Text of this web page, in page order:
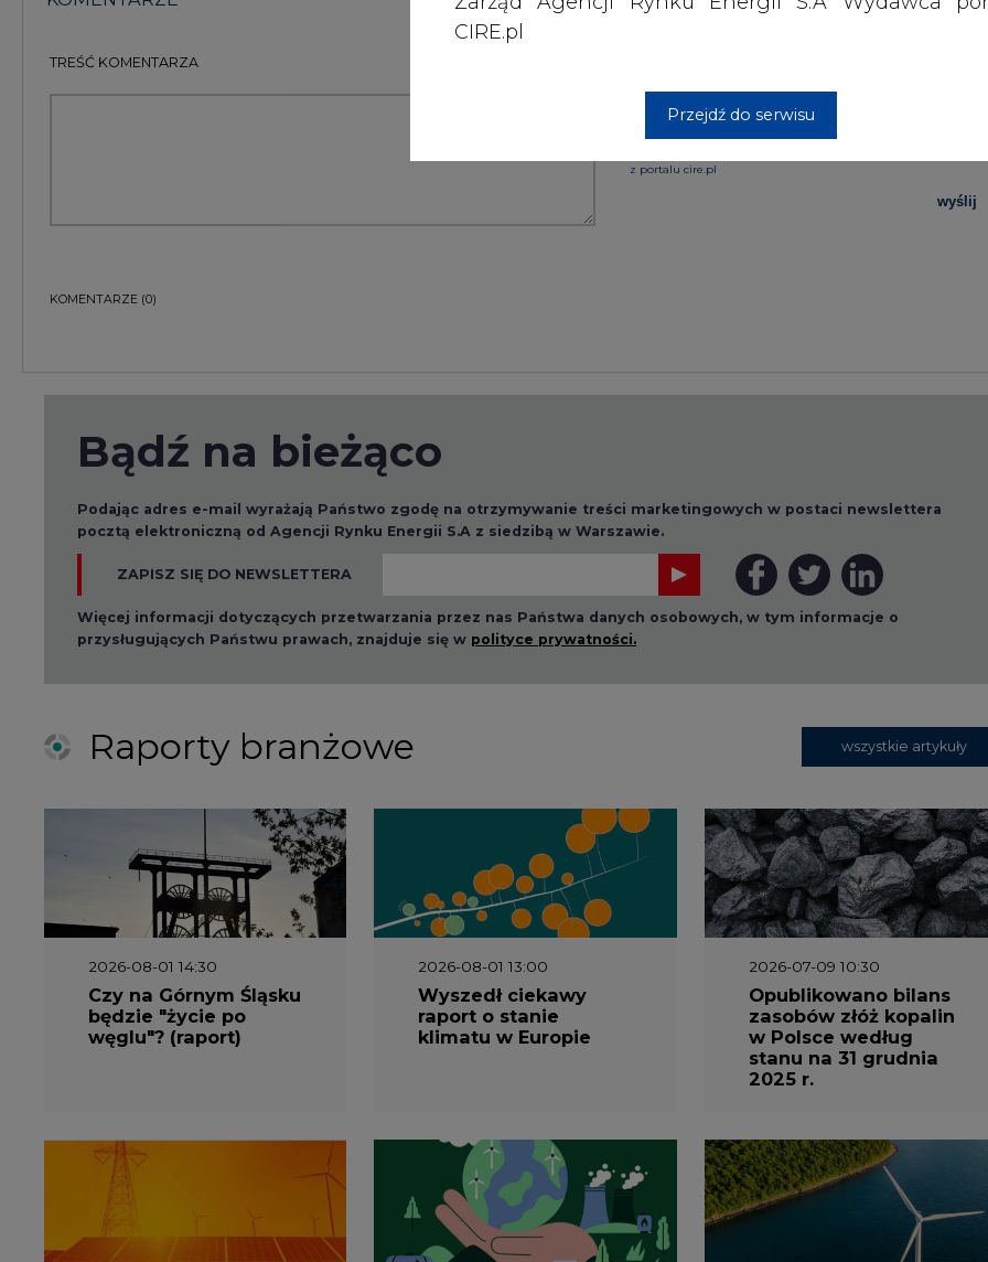
CIRE.pl
Przejdź do serwisu
TREŚĆ KOMENTARZA
z portalu cire.pl
wyślij
KOMENTARZE (0)
Bądź na bieżąco
Podając adres e-mail wyrażają Państwo zgodę na otrzymywanie treści marketingowych w postaci newslettera
pocztą elektroniczną od Agencji Rynku Energii S.A z siedzibą w Warszawie.
ZAPISZ SIĘ DO NEWSLETTERA
Więcej informacji dotyczących przetwarzania przez nas Państwa danych osobowych, w tym informacje o
przysługujących Państwu prawach, znajduje się w polityce prywatności.
Raporty branżowe wszystkie artykuły
2026-08-01 14:30
Czy na Górnym Śląsku
będzie "życie po
węglu"? (raport)
2026-08-01 13:00
Wyszedł ciekawy
raport o stanie
klimatu w Europie
2026-07-09 10:30
Opublikowano bilans
zasobów złóż kopalin
w Polsce według
stanu na 31 grudnia
2025 r.